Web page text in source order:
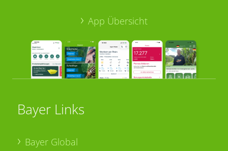
App Übersicht
Bayer Links
Bayer Global